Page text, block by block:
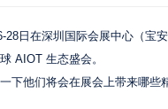
28日在深圳国际会展中心（
AIOT 生态盛会。
下他们将会在展会上带来哪些